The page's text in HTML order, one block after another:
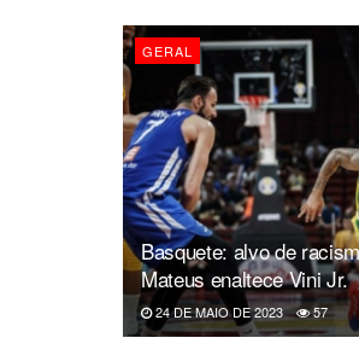
GERAL
Basquete: alvo de
Mateus enaltece Vini Jr.
24 DE MAIO DE 2023 57